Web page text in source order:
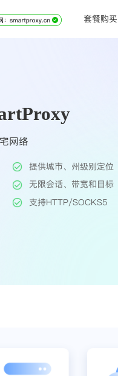
套餐购买
网络
提供城市、州级别定位
无限会话、带宽和目标
支持HTTP/SOCKS5